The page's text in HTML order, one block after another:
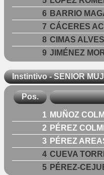
6 BARRIO
7 CÁCERES
8 CIMAS
9 JIMÉNEZ
Instintivo - SENIOR
Pos.
1 MUÑOZ
2 PÉREZ
3 PÉREZ
4 CUEVA
5 PÉREZ-